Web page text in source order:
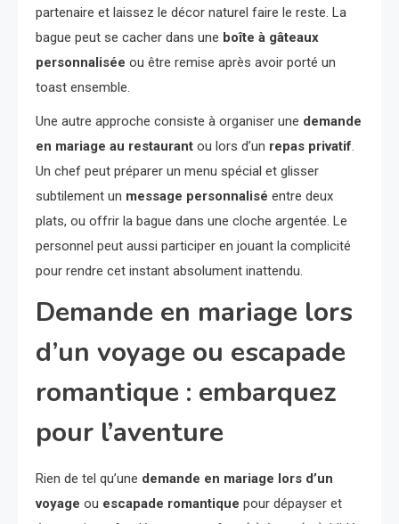
partenaire et laissez le décor naturel faire le reste. La
bague peut se cacher dans une boîte à gâteaux
personnalisée ou être remise après avoir porté un
toast ensemble.
Une autre approche consiste à organiser une demande
en mariage au restaurant ou lors d’un repas privatif.
Un chef peut préparer un menu spécial et glisser
subtilement un message personnalisé entre deux
plats, ou offrir la bague dans une cloche argentée. Le
personnel peut aussi participer en jouant la complicité
pour rendre cet instant absolument inattendu.
Demande en mariage lors
d’un voyage ou escapade
romantique : embarquez
pour l’aventure
Rien de tel qu’une demande en mariage lors d’un
voyage ou escapade romantique pour dépayser et